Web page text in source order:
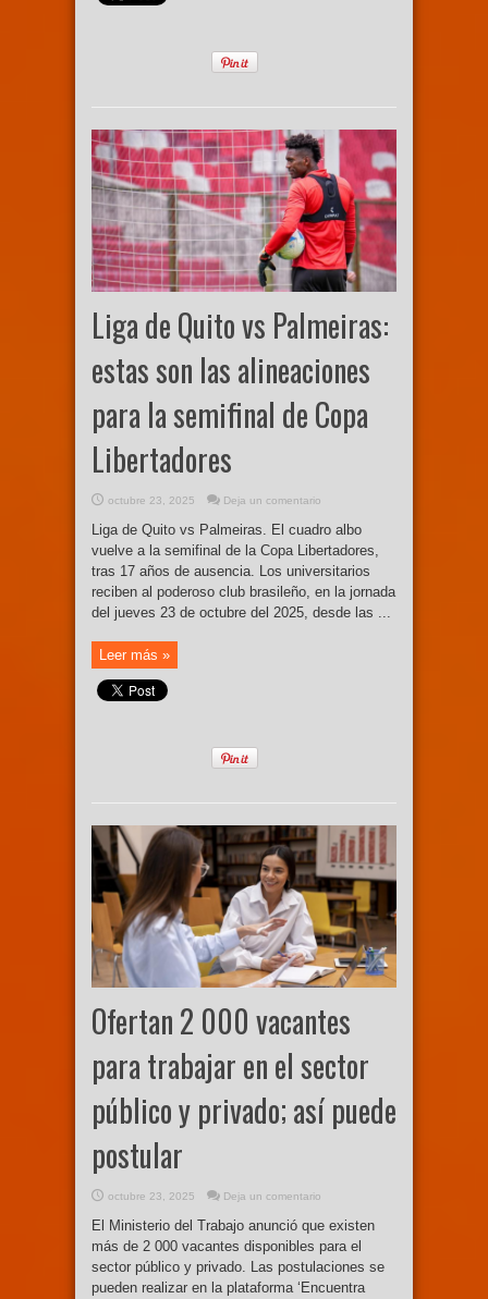
Liga de Quito vs Palmeiras:
estas son las alineaciones
para la semifinal de Copa
Libertadores
octubre 23, 2025 Deja un comentario
Liga de Quito vs Palmeiras. El cuadro albo
vuelve a la semifinal de la Copa Libertadores,
tras 17 años de ausencia. Los universitarios
reciben al poderoso club brasileño, en la jornada
del jueves 23 de octubre del 2025, desde las ...
Leer más »
Ofertan 2 000 vacantes
para trabajar en el sector
público y privado; así puede
postular
octubre 23, 2025 Deja un comentario
El Ministerio del Trabajo anunció que existen
más de 2 000 vacantes disponibles para el
sector público y privado. Las postulaciones se
pueden realizar en la plataforma ‘Encuentra